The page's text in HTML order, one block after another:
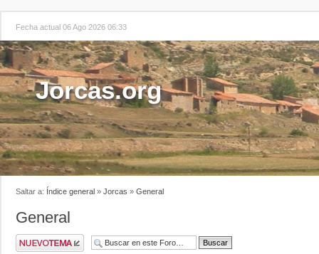
Fecha actual 06 Ago 2026 06:33
Jorcas.org
Saltar a: Índice general » Jorcas » General
General